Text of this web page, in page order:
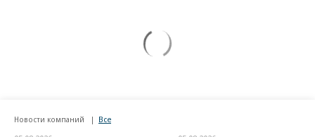
Новости компаний Все